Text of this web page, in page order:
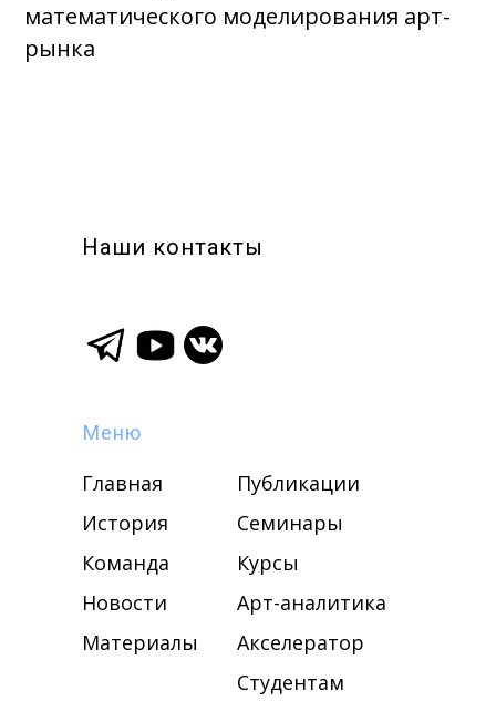
математического моделирования арт-
рынка
Наши контакты
Меню
Главная
История
Команда
Новости
Материалы
Публикации
Семинары
Курсы
Арт-аналитика
Акселератор
Студентам